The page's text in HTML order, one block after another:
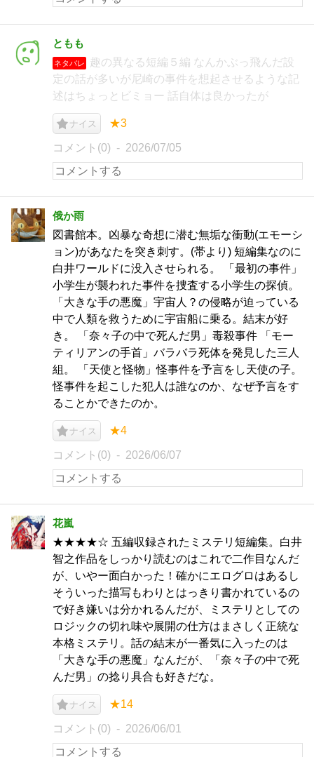
ともも
ネタバレ
趣の異なる短編５編 なんかぶっ飛んだ設
定の話が多いが尼崎の事件を想起させるような記
述はちょっとビミョー 話自体は良かったが
ナイス ★3
コメント(0) 2026/07/05
俄か雨
図書館本。凶暴な奇想に潜む無垢な衝動(エモーシ
ョン)があなたを突き刺す。(帯より) 短編集なのに
白井ワールドに没入させられる。 「最初の事件」
小学生が襲われた事件を捜査する小学生の探偵。
「大きな手の悪魔」宇宙人？の侵略が迫っている
中で人類を救うために宇宙船に乗る。結末が好
き。 「奈々子の中で死んだ男」毒殺事件 「モー
ティリアンの手首」バラバラ死体を発見した三人
組。 「天使と怪物」怪事件を予言をし天使の子。
怪事件を起こした犯人は誰なのか、なぜ予言をす
ることかできたのか。
ナイス ★4
コメント(0) 2026/06/07
花嵐
★★★★☆ 五編収録されたミステリ短編集。白井
智之作品をしっかり読むのはこれで二作目なんだ
が、いやー面白かった！確かにエログロはあるし
そういった描写もわりとはっきり書かれているの
で好き嫌いは分かれるんだが、ミステリとしての
ロジックの切れ味や展開の仕方はまさしく正統な
本格ミステリ。話の結末が一番気に入ったのは
「大きな手の悪魔」なんだが、「奈々子の中で死
んだ男」の捻り具合も好きだな。
ナイス ★14
コメント(0) 2026/06/01